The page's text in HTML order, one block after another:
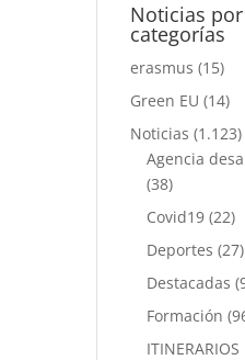
Noticias por
categorías
erasmus (15)
Green EU (14)
Noticias (1.123)
Agencia
(38)
Covid19 (22)
Deportes (27)
Destacadas
Formación